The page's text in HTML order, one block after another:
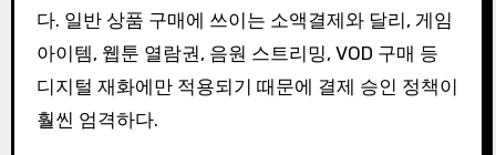
다. 일반 상품 구매에 쓰이는 소액결제와 달리, 게임
아이템, 웹툰 열람권, 음원 스트리밍, VOD 구매 등
디지털 재화에만 적용되기 때문에 결제 승인 정책이
훨씬 엄격하다.